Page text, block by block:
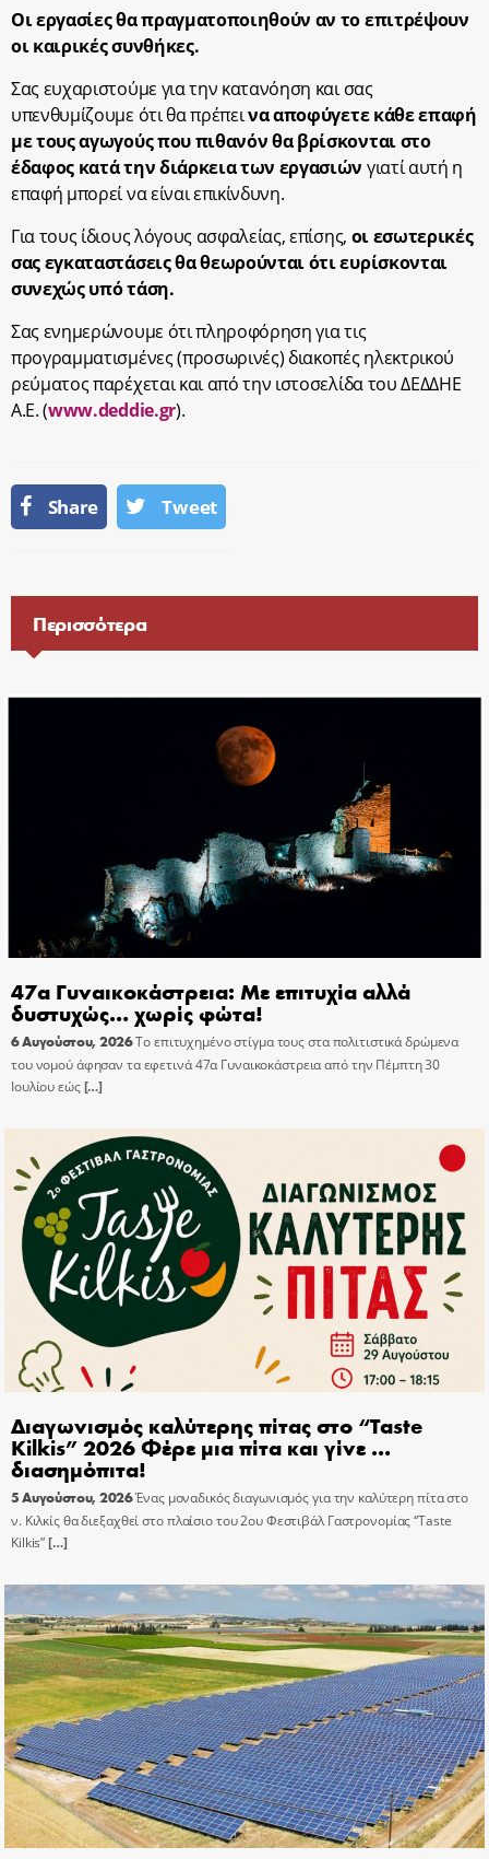
Οι εργασίες θα πραγματοποιηθούν αν το επιτρέψουν
οι καιρικές συνθήκες.
Σας ευχαριστούμε για την κατανόηση και σας
υπενθυμίζουμε ότι θα πρέπεινα αποφύγετε κάθε επαφή
με τους αγωγούς που πιθανόν θα βρίσκονται στο
έδαφος κατά την διάρκεια των εργασιών γιατί αυτή η
επαφή μπορεί να είναι επικίνδυνη.
Για τους ίδιους λόγους ασφαλείας, επίσης, οι εσωτερικές
σας εγκαταστάσεις θα θεωρούνται ότι ευρίσκονται
συνεχώς υπό τάση.
Σας ενημερώνουμε ότι πληροφόρηση για τις
προγραμματισμένες (προσωρινές) διακοπές ηλεκτρικού
ρεύματος παρέχεται και από την ιστοσελίδα του ΔΕΔΔΗΕ
Α.Ε. (www.deddie.gr).
Share Tweet
Περισσότερα
47α Γυναικοκάστρεια: Με επιτυχία αλλά
δυστυχώς… χωρίς φώτα!
6 Αυγούστου, 2026Το επιτυχημένο στίγμα τους στα πολιτιστικά δρώμενα
του νομού άφησαν τα εφετινά 47α Γυναικοκάστρεια από την Πέμπτη 30
Ιουλίου εώς[…]
Διαγωνισμός καλύτερης πίτας στο “Taste
Kilkis” 2026 Φέρε μια πίτα και γίνε …
διασημόπιτα!
5 Αυγούστου, 2026Ένας μοναδικός διαγωνισμός για την καλύτερη πίτα στο
ν. Κιλκίς θα διεξαχθεί στο πλαίσιο του 2ου Φεστιβάλ Γαστρονομίας “Taste
Kilkis”[…]